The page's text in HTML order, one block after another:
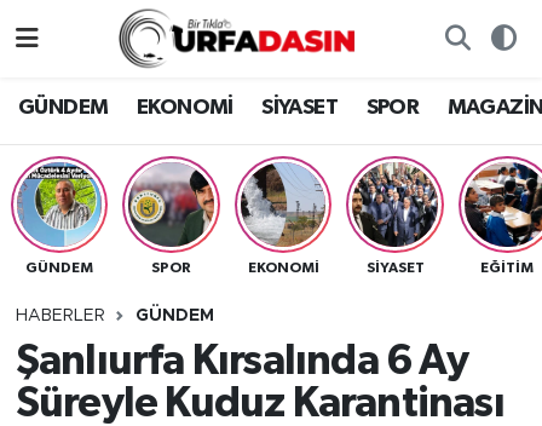
GÜNDEM EKONOMİ SİYASET SPOR
GÜNDEM SPOR EKONOMİ SİYASET EĞITIM
HABERLER GÜNDEM
Şanlıurfa Kırsalında 6 Ay
Süreyle Kuduz Karantinası
EKONOMİ
SİYASET
SPOR
SAĞLIK
Gizlilik ve Güvenlik Politikası
İletişim
Nöbetçi Eczaneler
Hava Durumu
Namaz Vakitleri
Trafik Durumu
Tüm Manşetler